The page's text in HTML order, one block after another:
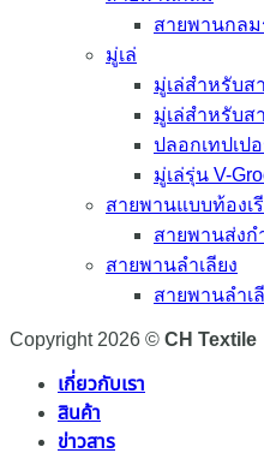
สายพานกลม
มู่เล่
มู่เล่สำหรับส
มู่เล่สำหรับส
ปลอกเทปเป
มู่เล่รุ่น V-
สายพานแบบท้องเ
สายพานส่งก
สายพานลำเลียง
สายพานลำเ
Copyright 2026 © CH Textile
เกี่ยวกับเรา
สินค้า
ข่าวสาร